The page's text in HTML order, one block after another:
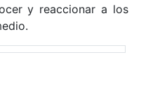
y reaccionar a los